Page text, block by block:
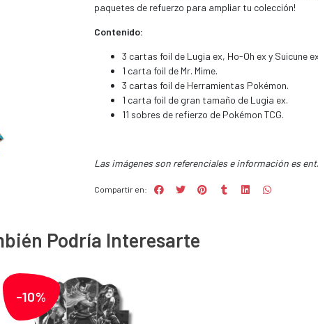
paquetes de refuerzo para ampliar tu colección!
Contenido:
3 cartas foil de Lugia ex, Ho-Oh ex y Suicune
1 carta foil de Mr. Mime.
3 cartas foil de Herramientas Pokémon.
1 carta foil de gran tamaño de Lugia ex.
11 sobres de refierzo de Pokémon TCG.
Las imágenes son referenciales e información es
Compartir en:
Podría Interesarte
-10%